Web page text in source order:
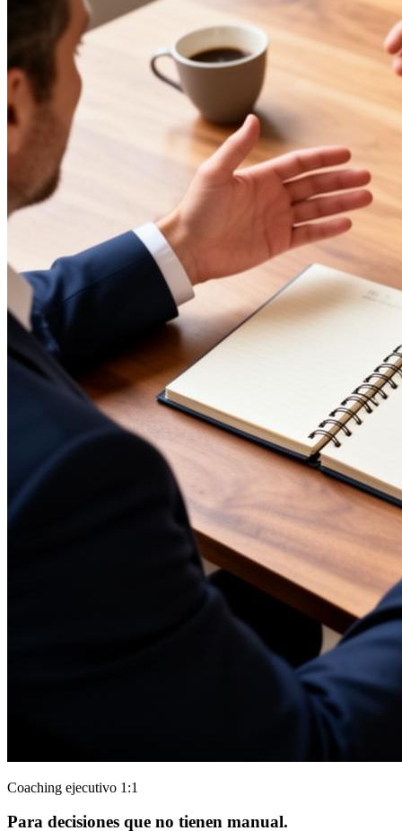
Coaching ejecutivo 1:1
Para decisiones que no tienen manual.